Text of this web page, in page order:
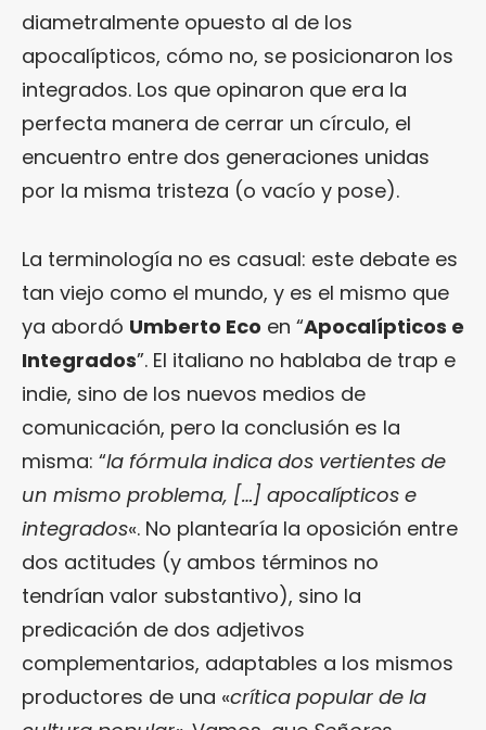
diametralmente opuesto al de los
apocalípticos, cómo no, se posicionaron los
integrados. Los que opinaron que era la
perfecta manera de cerrar un círculo, el
encuentro entre dos generaciones unidas
por la misma tristeza (o vacío y pose).
La terminología no es casual: este debate es
tan viejo como el mundo, y es el mismo que
ya abordó Umberto Eco en “Apocalípticos e
Integrados”. El italiano no hablaba de trap e
indie, sino de los nuevos medios de
comunicación, pero la conclusión es la
misma: “la fórmula indica dos vertientes de
un mismo problema, […] apocalípticos e
integrados«. No plantearía la oposición entre
dos actitudes (y ambos términos no
tendrían valor substantivo), sino la
predicación de dos adjetivos
complementarios, adaptables a los mismos
productores de una «crítica popular de la